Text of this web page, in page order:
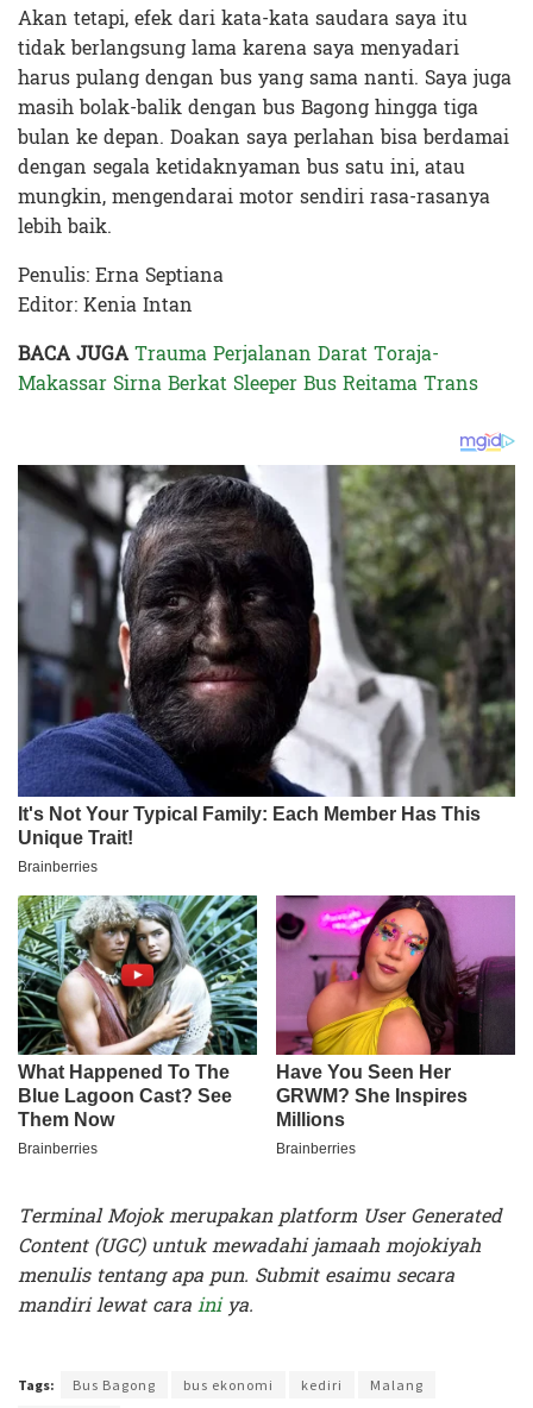
Akan tetapi, efek dari kata-kata saudara saya itu
tidak berlangsung lama karena saya menyadari
harus pulang dengan bus yang sama nanti. Saya juga
masih bolak-balik dengan bus Bagong hingga tiga
bulan ke depan. Doakan saya perlahan bisa berdamai
dengan segala ketidaknyaman bus satu ini, atau
mungkin, mengendarai motor sendiri rasa-rasanya
lebih baik.
Penulis: Erna Septiana
Editor: Kenia Intan
BACA JUGATrauma Perjalanan Darat Toraja-
Makassar Sirna Berkat Sleeper Bus Reitama Trans
Terminal Mojok merupakan platform User Generated
Content (UGC) untuk mewadahi jamaah mojokiyah
menulis tentang apa pun. Submit esaimu secara
mandiri lewat carainiya.
Tags: Bus Bagong bus ekonomi kediri
Malang